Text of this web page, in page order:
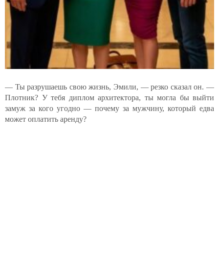
— Ты разрушаешь свою жизнь, Эмили, — резко сказал он. —
Плотник? У тебя диплом архитектора, ты могла бы выйти
замуж за кого угодно — почему за мужчину, который едва
может оплатить аренду?